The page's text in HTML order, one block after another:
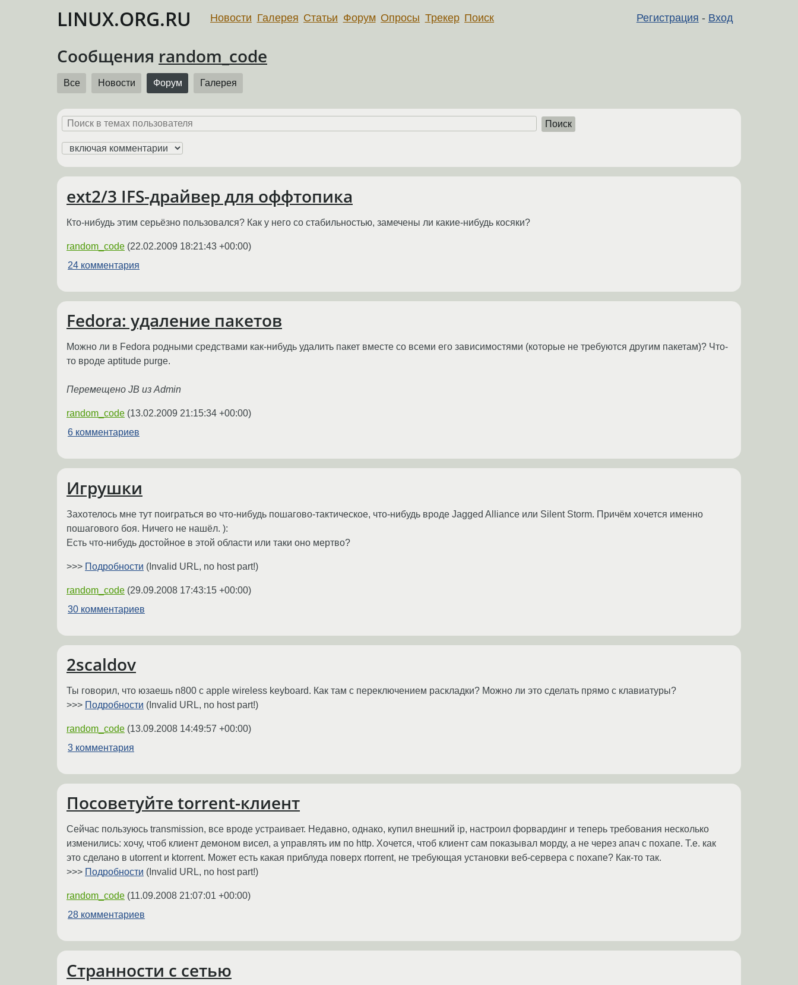
LINUX.ORG.RU Регистрация - Вход
Новости Галерея Статьи Форум Опросы Трекер Поиск
Сообщения random_code
Все Новости Форум Галерея
Поиск
ext2/3 IFS-драйвер для оффтопика
Кто-нибудь этим серьёзно пользовался? Как у него со стабильностью, замечены ли какие-нибудь косяки?
random_code (22.02.2009 18:21:43 +00:00)
24 комментария
Fedora: удаление пакетов
Можно ли в Fedora родными средствами как-нибудь удалить пакет вместе со всеми его зависимостями (которые не требуются другим пакетам)? Что-
то вроде aptitude purge.
Перемещено JB из Admin
random_code (13.02.2009 21:15:34 +00:00)
6 комментариев
Игрушки
Захотелось мне тут поиграться во что-нибудь пошагово-тактическое, что-нибудь вроде Jagged Alliance или Silent Storm. Причём хочется именно
пошагового боя. Ничего не нашёл. ):
Есть что-нибудь достойное в этой области или таки оно мертво?
>>> Подробности (Invalid URL, no host part!)
random_code (29.09.2008 17:43:15 +00:00)
30 комментариев
2scaldov
Ты говорил, что юзаешь n800 с apple wireless keyboard. Как там с переключением раскладки? Можно ли это сделать прямо с клавиатуры?
>>> Подробности (Invalid URL, no host part!)
random_code (13.09.2008 14:49:57 +00:00)
3 комментария
Посоветуйте torrent-клиент
Сейчас пользуюсь transmission, все вроде устраивает. Недавно, однако, купил внешний ip, настроил форвардинг и теперь требования несколько
изменились: хочу, чтоб клиент демоном висел, а управлять им по http. Хочется, чтоб клиент сам показывал морду, а не через апач с похапе. Т.е. как
это сделано в utorrent и ktorrent. Может есть какая приблуда поверх rtorrent, не требующая установки веб-сервера с похапе? Как-то так.
>>> Подробности (Invalid URL, no host part!)
random_code (11.09.2008 21:07:01 +00:00)
28 комментариев
Странности с сетью